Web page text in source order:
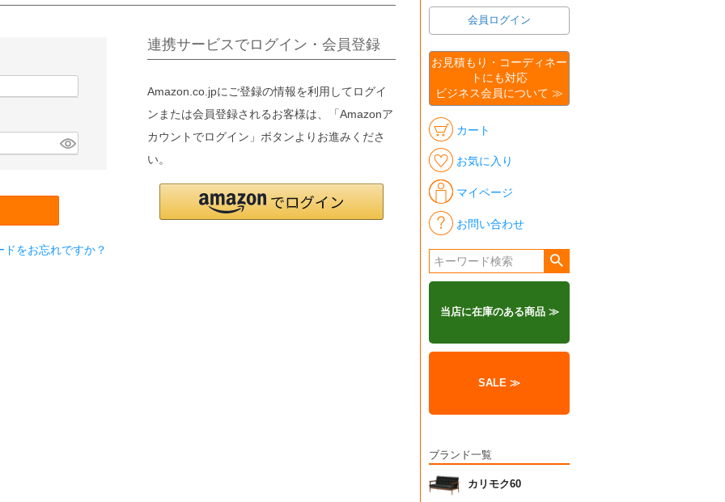
ドをお忘れですか？
連携サービスでログイン・会員登録
Amazon.co.jpにご登録の情報を利用してログイ
ンまたは会員登録されるお客様は、「Amazonア
カウントでログイン」ボタンよりお進みくださ
い。
会員ログイン
お見積もり・コーディネー
トにも対応
ビジネス会員について ≫
カート
お気に入り
マイページ
お問い合わせ
当店に在庫のある商品 ≫
SALE ≫
ブランド一覧
カリモク60